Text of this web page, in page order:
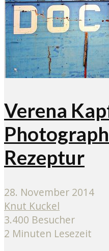
Verena
Rezeptur
28. November 2014
Knut Kuckel
3.400 Besucher
2 Minuten Lesezeit